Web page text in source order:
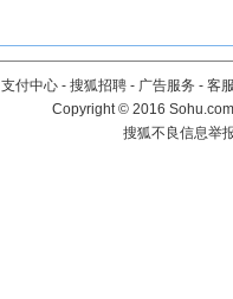
支付中心 - 搜狐招聘 - 广告服务 - 客
Copyright©2016
搜狐不良信息举